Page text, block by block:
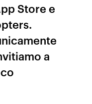
Store e
a